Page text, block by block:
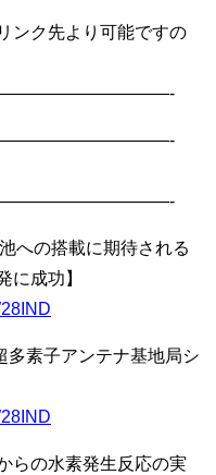
ンク先より可能ですの
への搭載に期待される
に成功】
多素子アンテナ基地局シ
らの水素発生反応の実